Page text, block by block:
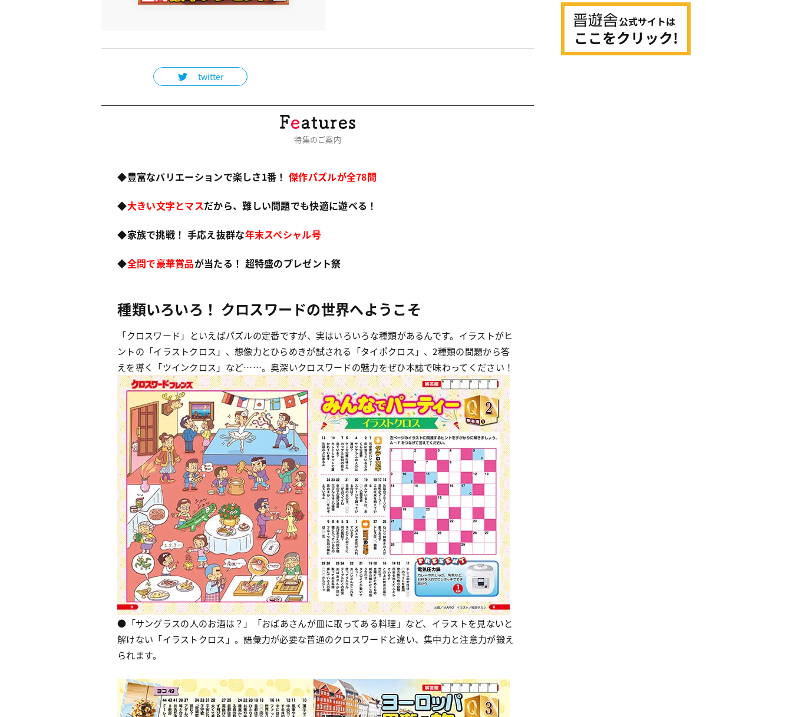
twitter
特集のご案内
◆豊富なバリエーションで楽しさ1番！ 傑作パズルが全78問
◆大きい文字とマスだから、難しい問題でも快適に遊べる！
◆家族で挑戦！ 手応え抜群な年末スペシャル号
◆全問で豪華賞品が当たる！ 超特盛のプレゼント祭
種類いろいろ！ クロスワードの世界へようこそ
「クロスワード」といえばパズルの定番ですが、実はいろいろな種類があるんです。イラストがヒ
ントの「イラストクロス」、想像力とひらめきが試される「タイポクロス」、2種類の問題から答
えを導く「ツインクロス」など……。奥深いクロスワードの魅力をぜひ本誌で味わってください！
●「サングラスの人のお酒は？」「おばあさんが皿に取ってある料理」など、イラストを見ないと
解けない「イラストクロス」。語彙力が必要な普通のクロスワードと違い、集中力と注意力が鍛え
られます。